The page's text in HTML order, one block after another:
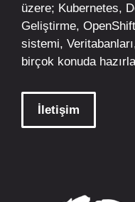
üzere; Kubernetes,
Geliştirme, OpenShift
sistemi,
birçok konuda
İletişim